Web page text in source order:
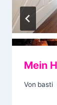
Mein
Von basti